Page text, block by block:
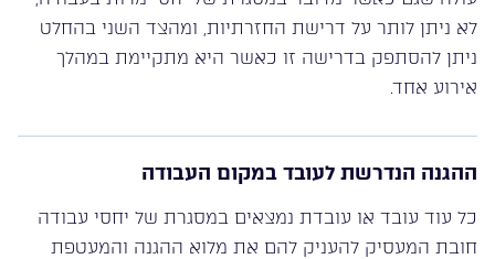
לא ניתן לותר על דרישת החזרתיות, ומהצד השני בהחלט
ניתן להסתפק בדרישה זו כאשר היא מתקיימת במהלך
אירוע אחד.
ההגנה הנדרשת לעובד במקום העבודה
כל עוד עובד או עובדת נמצאים במסגרת של יחסי עבודה
חובת המעסיק להעניק להם את מלוא ההגנה והמעטפת